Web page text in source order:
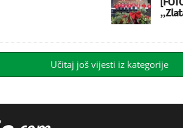
Učitaj još vijesti iz kategorije